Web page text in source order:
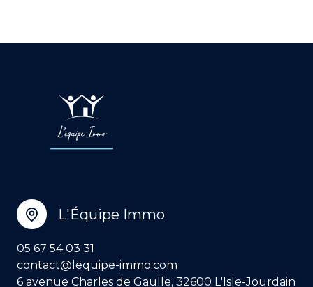
L'Équipe Immo
05 67 54 03 31
contact@lequipe-immo.com
6 avenue Charles de Gaulle, 32600 L'Isle-Jourdain